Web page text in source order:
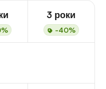
3 роки
-40%